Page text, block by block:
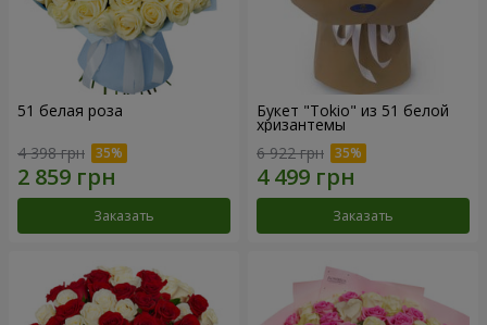
51 белая роза
4 398 грн
Заказать
Букет "Tokio" из 51 белой
хризантемы
6 922 грн
Заказать